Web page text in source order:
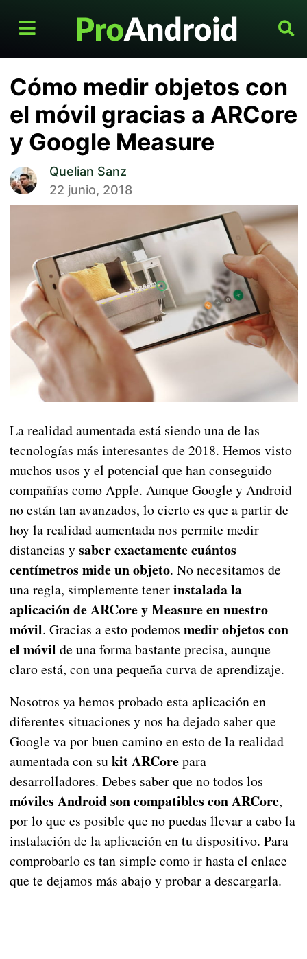
Cómo medir objetos con
el móvil gracias a ARCore
y Google Measure
Quelian Sanz
22 junio, 2018
La realidad aumentada está siendo una de las
tecnologías más interesantes de 2018. Hemos visto
muchos usos y el potencial que han conseguido
compañías como Apple. Aunque Google y Android
no están tan avanzados, lo cierto es que a partir de
hoy la realidad aumentada nos permite medir
distancias ysaber exactamente cuántos
centímetros mide un objeto. No necesitamos de
una regla, simplemente tenerinstalada la
aplicación de ARCore y Measure en nuestro
móvil. Gracias a esto podemos medir objetos con
el móvil de una forma bastante precisa, aunque
claro está, con una pequeña curva de aprendizaje.
Nosotros ya hemos probado esta aplicación en
diferentes situaciones y nos ha dejado saber que
Google va por buen camino en esto de la realidad
aumentada con sukit ARCorepara
desarrolladores. Debes saber que no todos los
móviles Android son compatibles con ARCore,
por lo que es posible que no puedas llevar a cabo la
instalación de la aplicación en tu dispositivo. Para
comprobarlo es tan simple como ir hasta el enlace
que te dejamos más abajo y probar a descargarla.